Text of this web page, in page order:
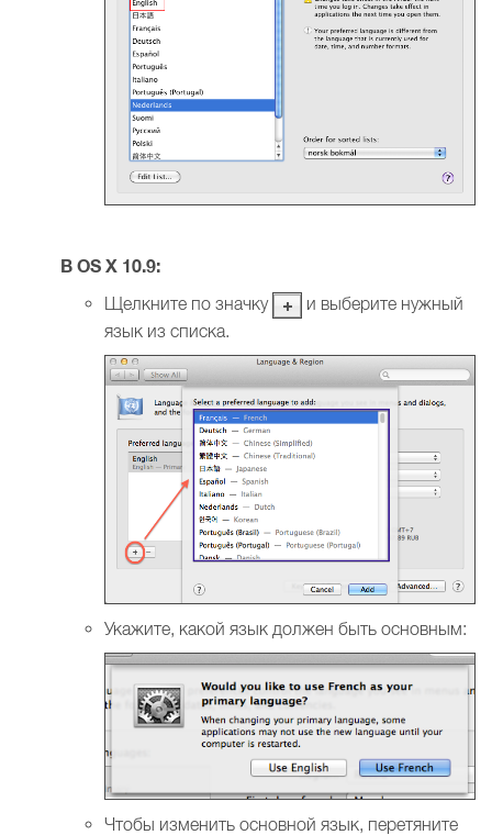
В OS X 10.9:
Щелкните по значку
и выберите нужный
язык из списка.
Укажите, какой язык должен быть основным:
Чтобы изменить основной язык, перетяните